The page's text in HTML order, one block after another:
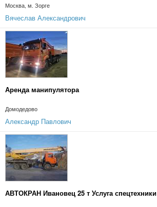
Москва, м. Зорге
Вячеслав Александрович
Аренда манипулятора
Домодедово
Александр Павлович
АВТОКРАН Ивановец 25 т Услуга спецтехники